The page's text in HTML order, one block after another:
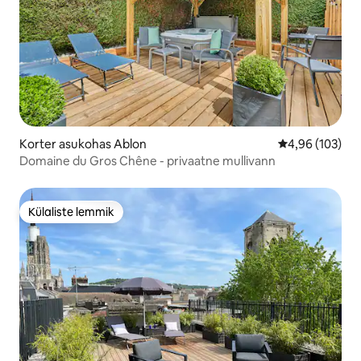
Korter asukohas Ablon Keskmine
4,96 (103)
Domaine du Gros Chêne - privaatne mullivann
Külaliste lemmik
Külaliste lemmik